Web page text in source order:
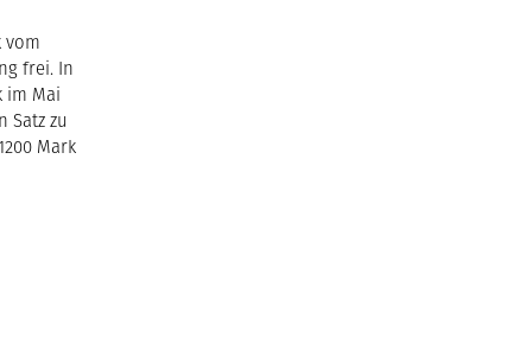
vom
frei. In
im Mai
Satz zu
Mark